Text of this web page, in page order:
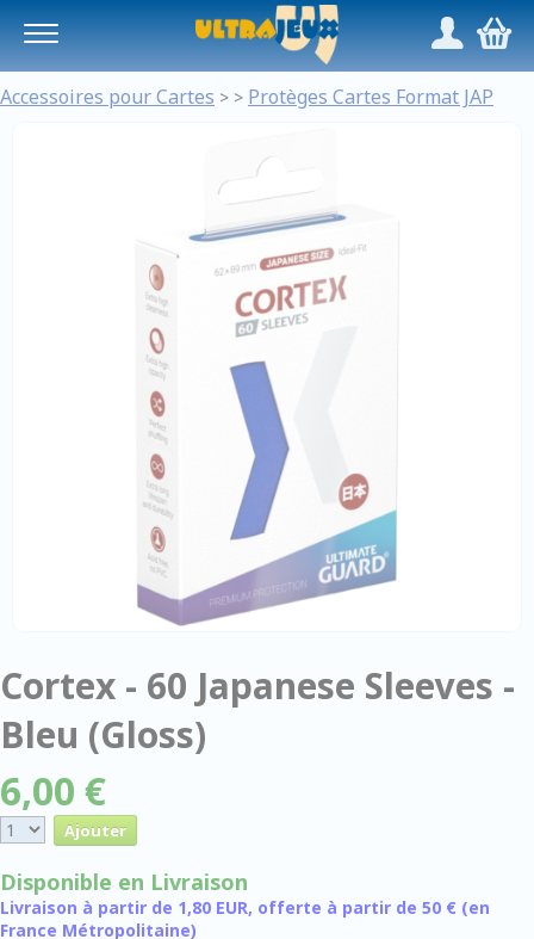
/,
Accessoires pour Cartes > > Protèges Cartes Format JAP
Cortex - 60 Japanese Sleeves -
Bleu (Gloss)
6,00 €
Disponible en Livraison
Livraison à partir de 1,80 EUR, offerte à partir de 50 € (en
France Métropolitaine)